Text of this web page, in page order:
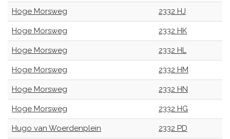
Hoge Morsweg 2332 HJ
Hoge Morsweg 2332 HK
Hoge Morsweg 2332 HL
Hoge Morsweg 2332 HM
Hoge Morsweg 2332 HN
Hoge Morsweg 2332 HG
Hugo van Woerdenplein 2332 PD